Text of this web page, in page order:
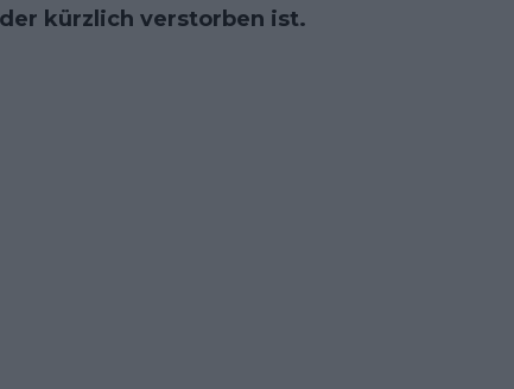
kürzlich verstorben ist.